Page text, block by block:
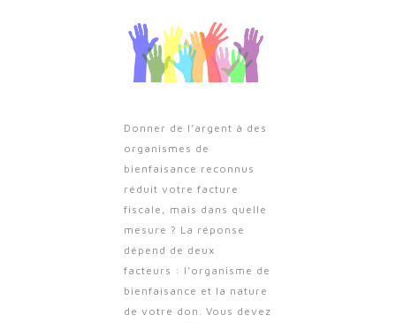
Donner de l’argent à des
organismes de
bienfaisance reconnus
réduit votre facture
fiscale, mais dans quelle
mesure ? La réponse
dépend de deux
facteurs : l’organisme de
bienfaisance et la nature
de votre don. Vous devez